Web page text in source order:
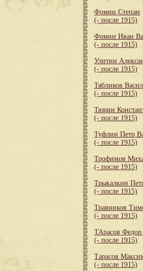
Фомин Степан
(- после 1915)
Фомин Иван
(- после 1915)
Улитин
(- после 1915)
Тябликов
(- после 1915)
Тюрин
(- после 1915)
Туфлин Петр
(- после 1915)
Трофимов
(- после 1915)
Трыкалкин
(- после 1915)
Травников
(- после 1915)
ТАрасов Федор
(- после 1915)
Тарасов
(- после 1915)